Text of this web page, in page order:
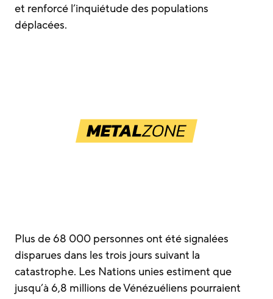
et renforcé l’inquiétude des populations
déplacées.
Plus de 68 000 personnes ont été signalées
disparues dans les trois jours suivant la
catastrophe. Les Nations unies estiment que
jusqu’à 6,8 millions de Vénézuéliens pourraient